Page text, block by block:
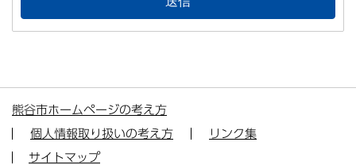
熊谷市ホームページの考え方
個人情報取り扱いの考え方
リンク集
サイトマップ